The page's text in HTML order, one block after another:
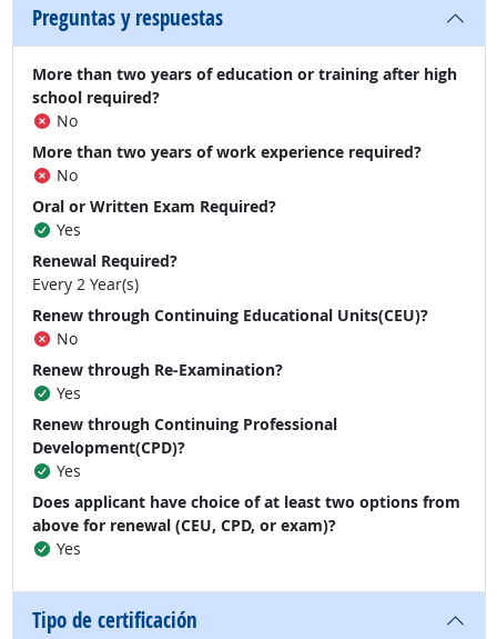
Preguntas y respuestas
More than two years of education or training after high
school required?
No
More than two years of work experience required?
No
Oral or Written Exam Required?
Yes
Renewal Required?
Every 2 Year(s)
Renew through Continuing Educational Units(CEU)?
No
Renew through Re-Examination?
Yes
Renew through Continuing Professional
Development(CPD)?
Yes
Does applicant have choice of at least two options from
above for renewal (CEU, CPD, or exam)?
Yes
Tipo de certificación